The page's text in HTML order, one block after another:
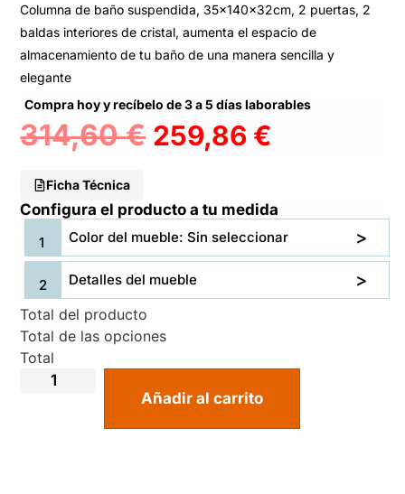
Columna de baño suspendida, 35x140x32cm, 2 puertas, 2
baldas interiores de cristal, aumenta el espacio de
almacenamiento de tu baño de una manera sencilla y
elegante
Compra hoy y recíbelo de 3 a 5 días laborables
314,60€ 259,86 €
Ficha Técnica
Configura el producto a tu medida
Color del mueble: Sin seleccionar
Detalles del mueble
Total del producto
Total de las opciones
Total
Añadir al carrito